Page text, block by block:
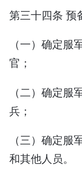
第三十四条 预
（一）确定
官；
（二）确定
兵；
（三）确定
和其他人员。